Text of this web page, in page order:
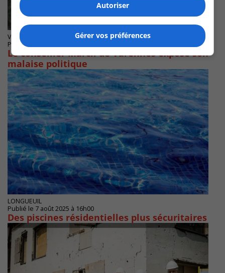
VARENNES
Publié le 12 août 2025 à 15h00
Le conseiller Marcil de Varennes expose son
malaise politique
LONGUEUIL
Publié le 7 août 2025 à 16h00
Des piscines résidentielles plus sécuritaires
Autoriser
Gérer vos préférences